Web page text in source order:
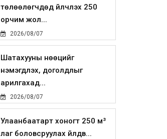
төлөөлөгчдөд үйлчлэх 250
орчим жол...
2026/08/07
Шатахууны нөөцийг
нэмэгдүүлэх, доголдлыг
арилгахад...
2026/08/07
Улаанбаатарт хоногт 250 м³
лаг боловсруулах үйлдв...